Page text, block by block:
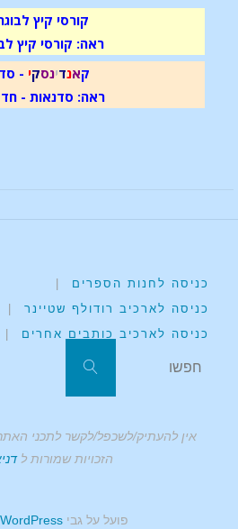
קורסי קיץ
ראה: קורסי קיץ
קאנדינסקי -
ראה: סדנאות -
כניסה לחנות הספרים
|
כניסה לארכיב רודולף שטיינר
|
כניסה לארכיב כותבים אחרים
|
אין להעתיק/לשכפל/לקשר לתכני
הזכויות שמורות ל
פועל על גבי Fluida
WordPress.